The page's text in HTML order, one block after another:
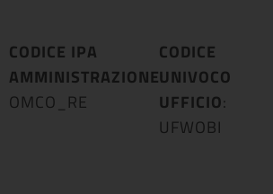
CODICE IPA
AMMINISTRAZIONE:
OMCO_RE
CODICE
UNIVOCO
UFFICIO:
UFWOBI